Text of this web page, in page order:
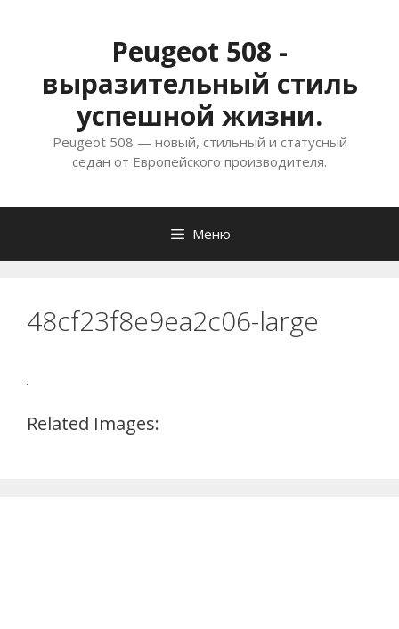
Peugeot 508 -
выразительный стиль
успешной жизни.
Peugeot 508 — новый, стильный и статусный
седан от Европейского производителя.
Меню
48cf23f8e9ea2c06-large
Related Images: